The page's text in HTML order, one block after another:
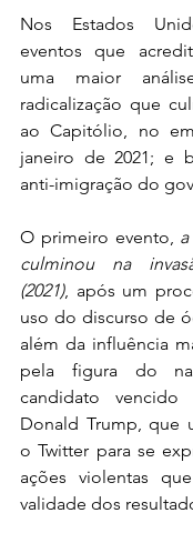
Nos Estados
eventos que
uma maior
radicalização que
ao Capitólio, no
janeiro de 2021; e
anti-imigração do
O primeiro evento,
culminou na
(2021), após um
uso do discurso de
além da influência
pela figura do
candidato vencido
Donald Trump, que
o Twitter para se
ações violentas
validade dos